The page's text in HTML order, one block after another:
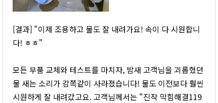
[결과] "이제 조용하고 물도 잘 내려가요! 속이 다 시원합니
다! ㅎㅎ"
모든 부품 교체와 테스트를 마치자, 밤새 고객님을 괴롭혔던
물 새는 소리가 감쪽같이 사라졌습니다! 물도 이전보다 훨씬
시원하게 잘 내려갔고요. 고객님께서는 "진작 막힘해결119